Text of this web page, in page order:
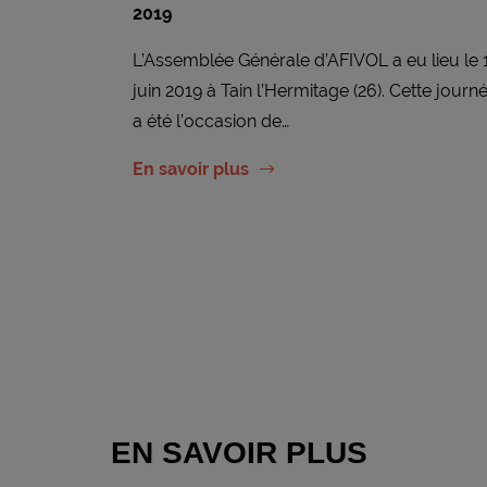
2019
L’Assemblée Générale d’AFIVOL a eu lieu le
juin 2019 à Tain l’Hermitage (26). Cette
a été l’occasion de…
En savoir plus
EN SAVOIR PLUS